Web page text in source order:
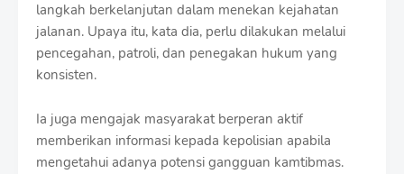
langkah berkelanjutan dalam menekan kejahatan
jalanan. Upaya itu, kata dia, perlu dilakukan melalui
pencegahan, patroli, dan penegakan hukum yang
konsisten.
Ia juga mengajak masyarakat berperan aktif
memberikan informasi kepada kepolisian apabila
mengetahui adanya potensi gangguan kamtibmas.